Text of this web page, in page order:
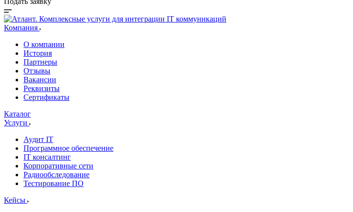
Компания
О компании
История
Партнеры
Отзывы
Вакансии
Реквизиты
Сертификаты
Каталог
Услуги
Аудит IT
Программное обеспечение
IT консалтинг
Корпоративные сети
Радиообследование
Тестирование ПО
Кейсы